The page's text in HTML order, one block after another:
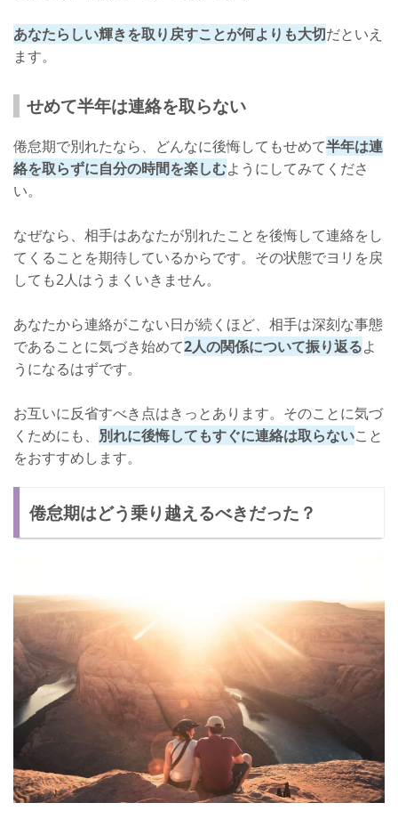
あなたらしい輝きを取り戻すことが何よりも大切だといえ
ます。
せめて半年は連絡を取らない
倦怠期で別れたなら、どんなに後悔してもせめて半年は連
絡を取らずに自分の時間を楽しむようにしてみてくださ
い。
なぜなら、相手はあなたが別れたことを後悔して連絡をし
てくることを期待しているからです。その状態でヨリを戻
しても2人はうまくいきません。
あなたから連絡がこない日が続くほど、相手は深刻な事態
であることに気づき始めて2人の関係について振り返るよ
うになるはずです。
お互いに反省すべき点はきっとあります。そのことに気づ
くためにも、 別れに後悔してもすぐに連絡は取らないこと
をおすすめします。
倦怠期はどう乗り越えるべきだった？